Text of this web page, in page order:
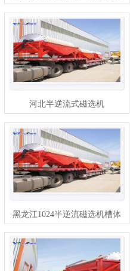
频
河北半逆流式磁选机
黑龙江1024半逆流磁选机槽体
图纸